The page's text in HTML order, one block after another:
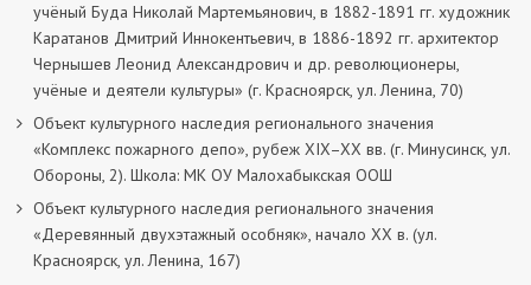
учёный Буда Николай Мартемьянович, в 1882-1891 гг. художник
Каратанов Дмитрий Иннокентьевич, в 1886-1892 гг. архитектор
Чернышев Леонид Александрович и др. революционеры,
учёные и деятели культуры» (г. Красноярск, ул. Ленина, 70)
Объект культурного наследия регионального значения
«Комплекс пожарного депо», рубеж XIX–XX вв. (г. Минусинск, ул.
Обороны, 2). Школа: МК ОУ Малохабыкская ООШ
Объект культурного наследия регионального значения
«Деревянный двухэтажный особняк», начало ХХ в. (ул.
Красноярск, ул. Ленина, 167)